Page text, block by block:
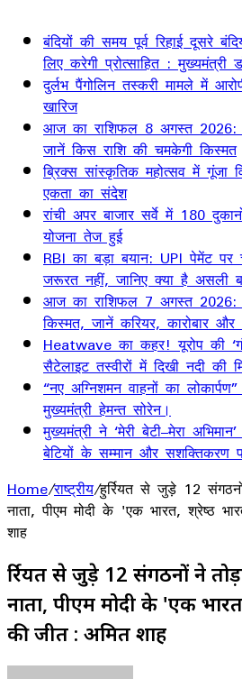
बंदियों की समय पूर्व रिहाई दूसरे
लिए करेगी प्रोत्साहित : मुख्यमंत्री
दुर्लभ पैंगोलिन तस्करी मामले में
खारिज
आज का राशिफल 8 अगस्त 2026:
जानें किस राशि की चमकेगी किस्मत
ब्रिक्स सांस्कृतिक महोत्सव में गूंजा
एकता का संदेश
रांची अपर बाजार सर्वे में 180
योजना तेज हुई
RBI का बड़ा बयान: UPI पेमेंट पर
जरूरत नहीं, जानिए क्या है असली
आज का राशिफल 7 अगस्त 2026:
किस्मत, जानें करियर, कारोबार
Heatwave का कहर! यूरोप की
सैटेलाइट तस्वीरों में दिखी नदी की
“नए अग्निशमन वाहनों का
मुख्यमंत्री हेमन्त सोरेन।
मुख्यमंत्री ने ‘मेरी बेटी–मेरा
बेटियों के सम्मान और सशक्तिकरण
Home/राष्ट्रीय/हुर्रियत से जुड़े 12
नाता, पीएम मोदी के 'एक भारत, श्रेष्ठ
शाह
हुर्रियत से जुड़े 12 संगठनों ने
नाता, पीएम मोदी के 'एक
की जीत : अमित शाह